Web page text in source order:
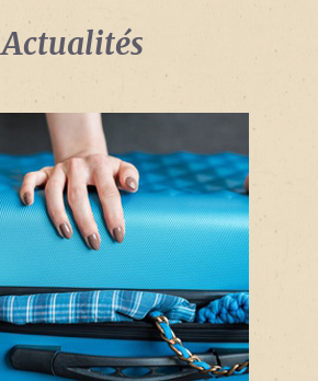
Actualités
oublié
?
de
passe
oublié
?
Login
with
Login